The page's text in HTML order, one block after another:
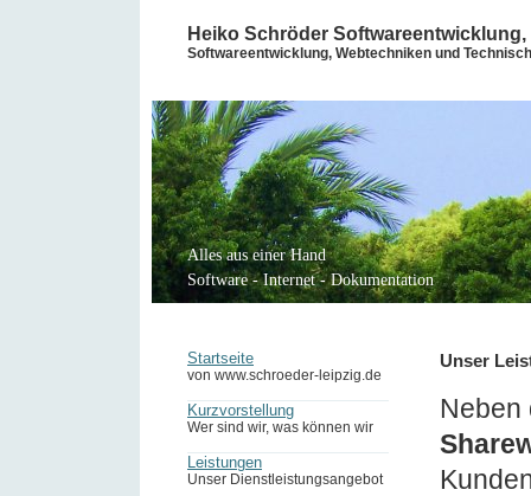
Heiko Schröder
Softwareentwicklung, Webtechniken und
Alles aus einer Hand
Software - Internet - Dokumentation
Unser
Neben
Startseite
von www.schroeder-leipzig.de
Kurzvorstellung
Wer sind wir, was können wir
Leistungen
Unser Dienstleistungsangebot